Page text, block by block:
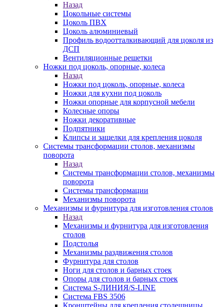
Назад
Цокольные системы
Цоколь ПВХ
Цоколь алюминиевый
Профиль водоотталкивающий для цоколя из
ДСП
Вентиляционные решетки
Ножки под цоколь, опорные, колеса
Назад
Ножки под цоколь, опорные, колеса
Ножки для кухни под цоколь
Ножки опорные для корпусной мебели
Колесные опоры
Ножки декоративные
Подпятники
Клипсы и защелки для крепления цоколя
Системы трансформации столов, механизмы
поворота
Назад
Системы трансформации столов, механизмы
поворота
Системы трансформации
Механизмы поворота
Механизмы и фурнитура для изготовления столов
Назад
Механизмы и фурнитура для изготовления
столов
Подстолья
Механизмы раздвижения столов
Фурнитура для столов
Ноги для столов и барных стоек
Опоры для столов и барных стоек
Система S-ЛИНИЯ/S-LINE
Система FBS 3506
Кронштейны для крепления столешницы